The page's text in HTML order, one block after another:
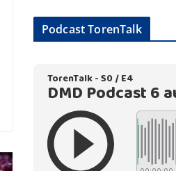
Podcast TorenTalk